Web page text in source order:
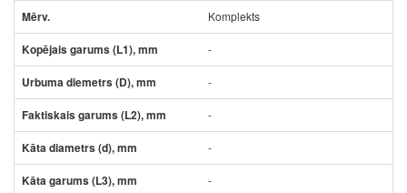
Komplekts
-
-
-
-
-